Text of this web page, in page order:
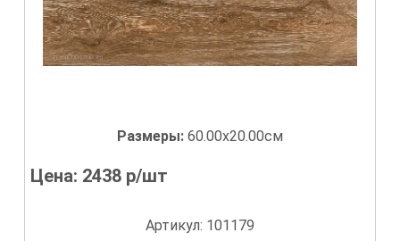
Размеры: 60.00x20.00см
Цена: 2438 р/шт
Артикул: 101179